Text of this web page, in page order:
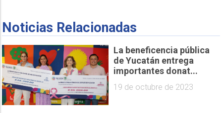
Noticias Relacionadas
La beneficencia pública
de Yucatán entrega
importantes donat...
19 de octubre de 2023